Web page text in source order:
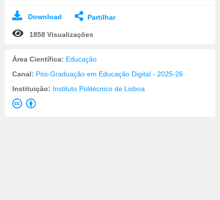
Download Partilhar
1858 Visualizações
Área Científica: Educação
Canal: Pós-Graduação em Educação Digital - 2025-26
Instituição: Instituto Politécnico de Lisboa